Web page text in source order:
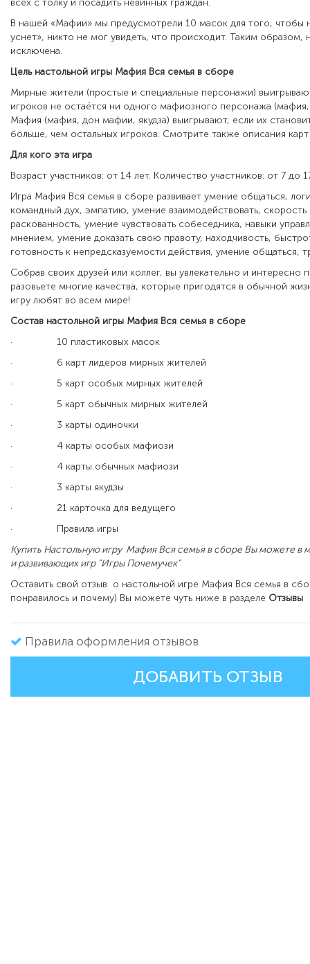
всех с толку и посадить невинных граждан.
В нашей «Мафии» мы предусмотрели 10 масок для того, чтобы
уснет», никто не мог увидеть, что происходит. Таким образом,
исключена.
Цель настольной игры Мафия Вся семья в сборе
Мирные жители (простые и специальные персонажи)
игроков не остаётся ни одного мафиозного персонажа
Мафия (мафия, дон мафии, якудза) выигрывают, если их
больше, чем остальных игроков. Смотрите также описания
Для кого эта игра
Возраст участников: от 14 лет. Количество участников: от 7 до
Игра Мафия Вся семья в сборе развивает умение общаться,
командный дух, эмпатию, умение взаимодействовать, скорость
раскованность, умение чувствовать собеседника, навыки
мнением, умение доказать свою правоту, находчивость,
готовность к непредсказуемости действия, умение общаться,
Собрав своих друзей или коллег, вы увлекательно и интересно
разовьете многие качества, которые пригодятся в обычной
игру любят во всем мире!
Состав настольной игры Мафия Вся семья в сборе
·
10 пластиковых масок
·
6 карт лидеров мирных жителей
·
5 карт особых мирных жителей
·
5 карт обычных мирных жителей
·
3 карты одиночки
·
4 карты особых мафиози
·
4 карты обычных мафиози
·
3 карты якудзы
·
21 карточка для ведущего
·
Правила игры
Купить Настольную игру Мафия Вся семья в сборе Вы можете в
и развивающих игр "Игры Почемучек"
Оставить свой отзыв о настольной игре Мафия Вся семья в
понравилось и почему) Вы можете чуть ниже в разделе Отзывы
Правила оформления отзывов
ДОБАВИТЬ ОТЗЫВ